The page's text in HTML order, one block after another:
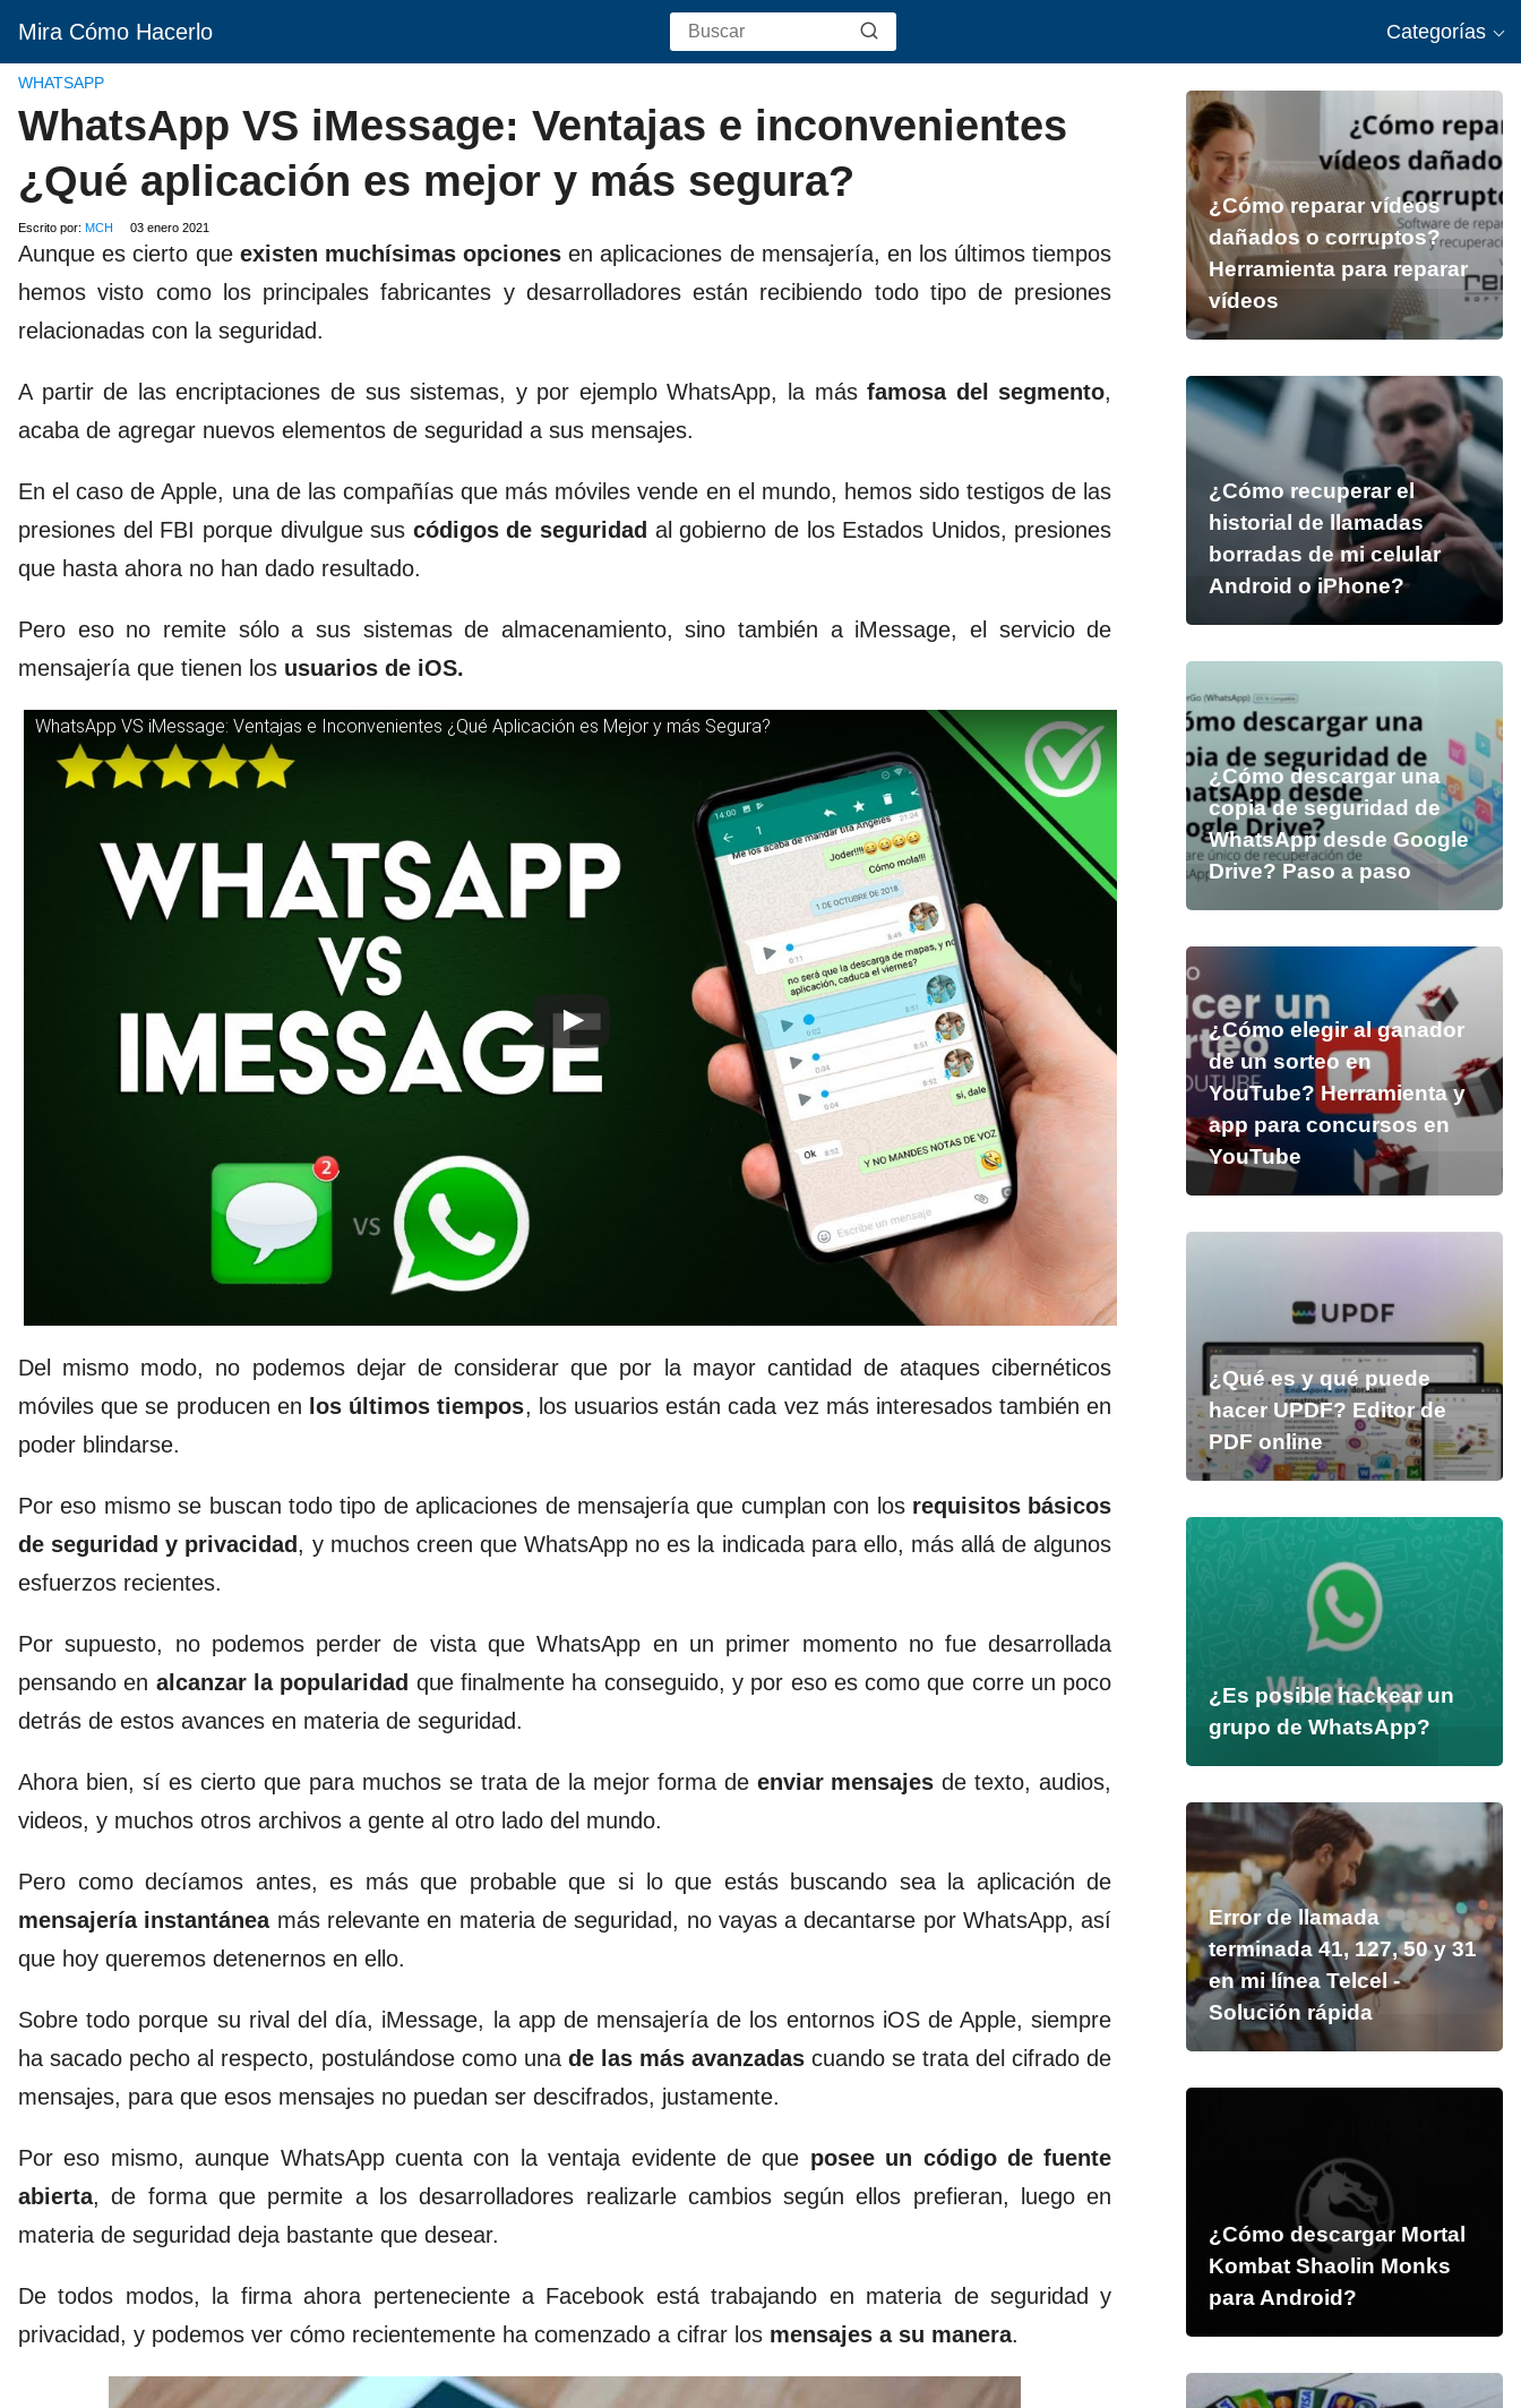
Mira Cómo Hacerlo Categorías
WHATSAPP
WhatsApp VS iMessage: Ventajas e inconvenientes
¿Qué aplicación es mejor y más segura?
Escrito por: MCH 03 enero 2021
Aunque es cierto que existen muchísimas opciones en aplicaciones de mensajería, en los últimos tiempos
hemos visto como los principales fabricantes y desarrolladores están recibiendo todo tipo de presiones
relacionadas con la seguridad.
A partir de las encriptaciones de sus sistemas, y por ejemplo WhatsApp, la másfamosa del segmento,
acaba de agregar nuevos elementos de seguridad a sus mensajes.
En el caso de Apple, una de las compañías que más móviles vende en el mundo, hemos sido testigos de las
presiones del FBI porque divulgue sus códigos de seguridad al gobierno de los Estados Unidos, presiones
que hasta ahora no han dado resultado.
Pero eso no remite sólo a sus sistemas de almacenamiento, sino también a iMessage, el servicio de
mensajería que tienen los usuarios de iOS.
WhatsApp VS iMessage: Ventajas e Inconvenientes ¿Qué Aplicación es Mejor y más Segura?
Del mismo modo, no podemos dejar de considerar que por la mayor cantidad de ataques cibernéticos
móviles que se producen en los últimos tiempos, los usuarios están cada vez más interesados también en
poder blindarse.
Por eso mismo se buscan todo tipo de aplicaciones de mensajería que cumplan con losrequisitos básicos
de seguridad y privacidad, y muchos creen que WhatsApp no es la indicada para ello, más allá de algunos
esfuerzos recientes.
Por supuesto, no podemos perder de vista que WhatsApp en un primer momento no fue desarrollada
pensando en alcanzar la popularidad que finalmente ha conseguido, y por eso es como que corre un poco
detrás de estos avances en materia de seguridad.
Ahora bien, sí es cierto que para muchos se trata de la mejor forma de enviar mensajes de texto, audios,
videos, y muchos otros archivos a gente al otro lado del mundo.
Pero como decíamos antes, es más que probable que si lo que estás buscando sea la aplicación de
mensajería instantáneamás relevante en materia de seguridad, no vayas a decantarse por WhatsApp, así
que hoy queremos detenernos en ello.
Sobre todo porque su rival del día, iMessage, la app de mensajería de los entornos iOS de Apple, siempre
ha sacado pecho al respecto, postulándose como unade las más avanzadas cuando se trata del cifrado de
mensajes, para que esos mensajes no puedan ser descifrados, justamente.
Por eso mismo, aunque WhatsApp cuenta con la ventaja evidente de que posee un código de fuente
abierta, de forma que permite a los desarrolladores realizarle cambios según ellos prefieran, luego en
materia de seguridad deja bastante que desear.
De todos modos, la firma ahora perteneciente a Facebook está trabajando en materia de seguridad y
privacidad, y podemos ver cómo recientemente ha comenzado a cifrar los mensajes a su manera.
¿Cómo reparar vídeos
dañados o corruptos?
Herramienta para reparar
vídeos
¿Cómo recuperar el
historial de llamadas
borradas de mi celular
Android o iPhone?
¿Cómo descargar una
copia de seguridad de
WhatsApp desde Google
Drive? Paso a paso
¿Cómo elegir al ganador
de un sorteo en
YouTube? Herramienta y
app para concursos en
YouTube
¿Qué es y qué puede
hacer UPDF? Editor de
PDF online
¿Es posible hackear un
grupo de WhatsApp?
Error de llamada
terminada 41, 127, 50 y 31
en mi línea Telcel -
Solución rápida
¿Cómo descargar Mortal
Kombat Shaolin Monks
para Android?